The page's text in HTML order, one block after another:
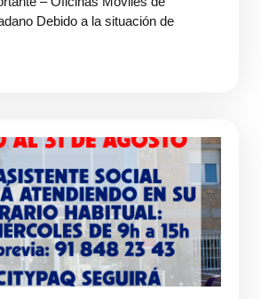
Debido a la situación de